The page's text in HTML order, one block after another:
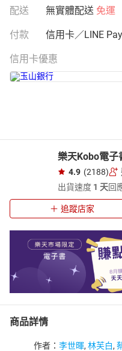
配送 無實體配送 免運
付款 信用卡／LINE
信用卡優惠
樂天Kobo電子
4.9 (2188)
出貨速度 1 天回
追蹤店家
商品詳情
作者： 李世暉, 林芙白,